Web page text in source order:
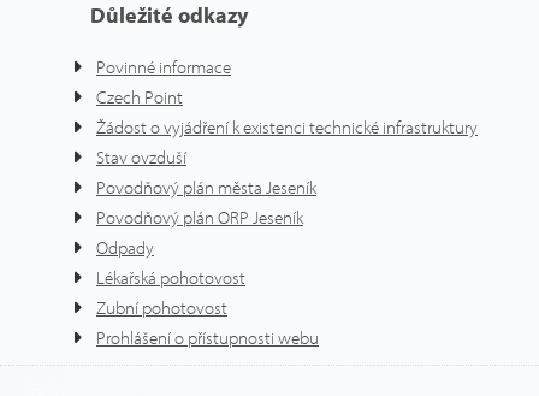
Důležité odkazy
Povinné informace
Czech Point
Žádost o vyjádření k existenci technické infrastruktury
Stav ovzduší
Povodňový plán města Jeseník
Povodňový plán ORP Jeseník
Odpady
Lékařská pohotovost
Zubní pohotovost
Prohlášení o přístupnosti webu